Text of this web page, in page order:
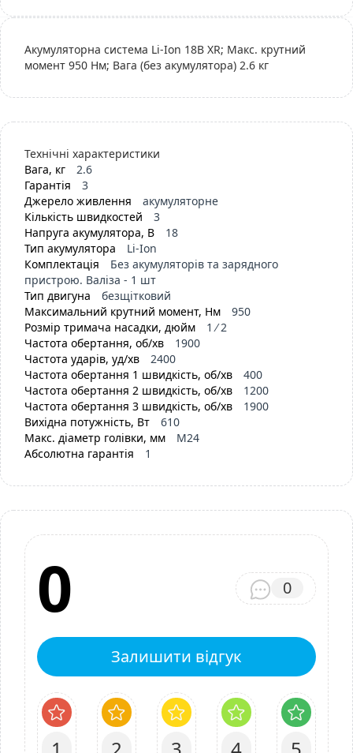
Акумуляторна система Li-Ion 18В XR; Макс. крутний
момент 950 Нм; Вага (без акумулятора) 2.6 кг
Технічні характеристики
Вага, кг
2.6
Гарантія
3
Джерело живлення
акумуляторне
Кількість швидкостей
3
Напруга акумулятора, В
18
Тип акумулятора
Li-Ion
Комплектація
Без акумуляторів та зарядного
пристрою. Валіза - 1 шт
Тип двигуна
безщітковий
Максимальний крутний момент, Нм
950
Розмір тримача насадки, дюйм
1 ⁄ 2
Частота обертання, об/хв
1900
Частота ударів, уд/хв
2400
Частота обертання 1 швидкість, об/хв
400
Частота обертання 2 швидкість, об/хв
1200
Частота обертання 3 швидкість, об/хв
1900
Вихідна потужність, Вт
610
Макс. діаметр голівки, мм
M24
Абсолютна гарантія
1
0 0
Залишити відгук